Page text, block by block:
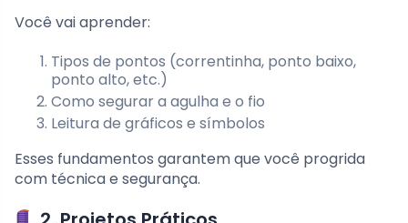
Você vai aprender:
Tipos de pontos (correntinha, ponto baixo,
ponto alto, etc.)
Como segurar a agulha e o fio
Leitura de gráficos e símbolos
Esses fundamentos garantem que você progrida
com técnica e segurança.